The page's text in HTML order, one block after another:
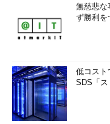
無慈悲な
ず勝利を
低コスト
SDS「ス